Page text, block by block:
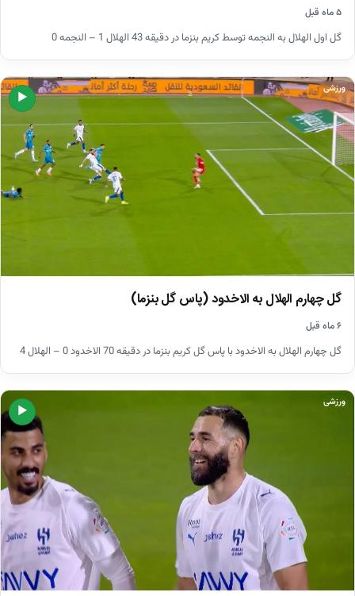
۵ ماه قبل
گل اول الهلال به النجمه توسط کریم بنزما در دقیقه 43 الهلال 1 – النجمه 0
▶
ورزشی
گل چهارم الهلال به الاخدود (پاس گل بنزما)
۶ ماه قبل
گل چهارم الهلال به الاخدود با پاس گل کریم بنزما در دقیقه 70 الاخدود 0 – الهلال 4
▶
ورزشی